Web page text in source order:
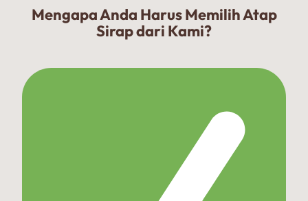
Mengapa Anda Harus Memilih Atap
Sirap dari Kami?